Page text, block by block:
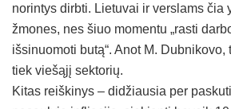
norintys dirbti. Lietuvai ir verslams čia
žmones, nes šiuo momentu „rasti
išsinuomoti butą“. Anot M.
tiek viešąjį sektorių.
Kitas reiškinys – didžiausia per